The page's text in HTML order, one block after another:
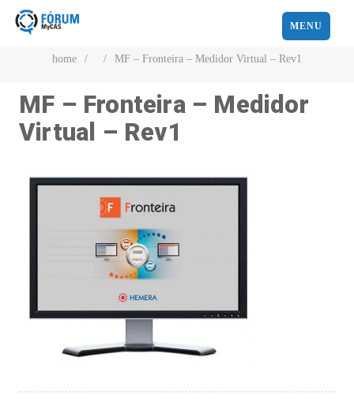
MENU
home / / MF – Fronteira – Medidor Virtual – Rev1
MF – Fronteira – Medidor
Virtual – Rev1